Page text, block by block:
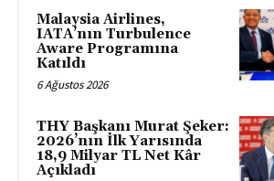
Malaysia Airlines,
IATA’nın Turbulence
Aware Programına
Katıldı
6 Ağustos 2026
THY Başkanı Murat Şeker:
2026’nın İlk Yarısında
18,9 Milyar TL Net Kâr
Açıkladı